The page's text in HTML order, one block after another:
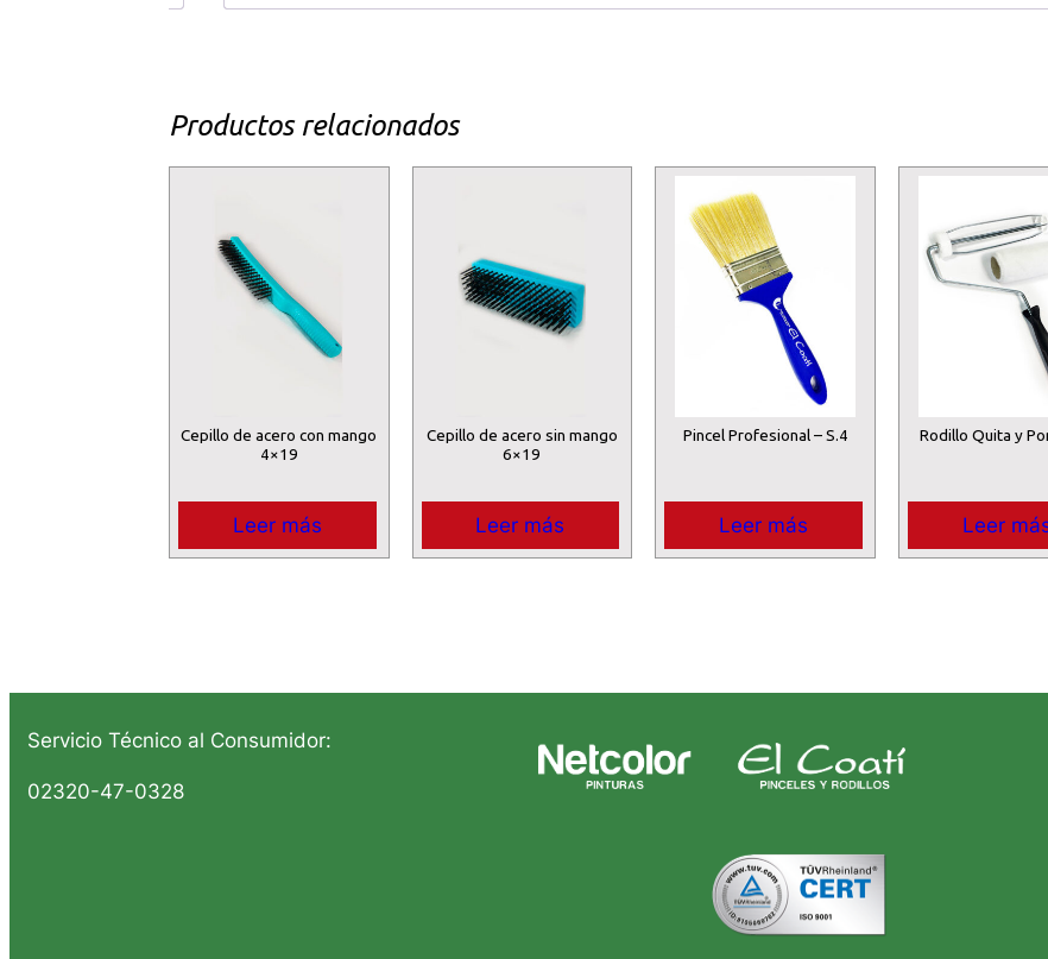
Productos relacionados
Cepillo de acero con mango
4×19
Leer más
Cepillo de acero sin mango
6×19
Leer más
Pincel Profesional – S.4
Leer más
Rodillo Quita y
Leer
Servicio Técnico al Consumidor:
02320-47-0328